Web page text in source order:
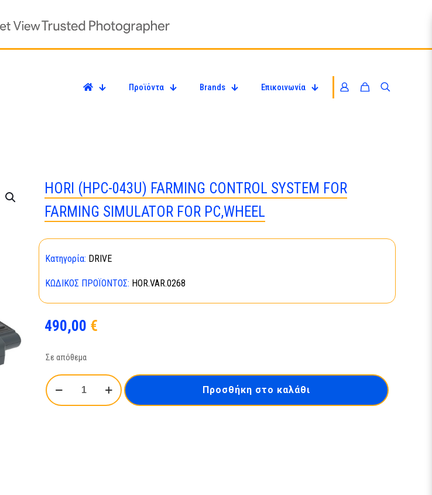
Προϊόντα Brands Επικοινωνία
HORI (HPC-043U) FARMING CONTROL SYSTEM FOR
FARMING SIMULATOR FOR PC,WHEEL
Κατηγορία: DRIVE
ΚΩΔΙΚΌΣ ΠΡΟΪΌΝΤΟΣ: HOR.VAR.0268
490,00 €
Σε απόθεμα
HORI
(HPC-
Προσθήκη στο καλάθι